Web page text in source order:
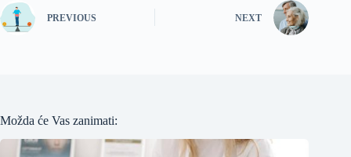
PREVIOUS NEXT
Možda će Vas zanimati: